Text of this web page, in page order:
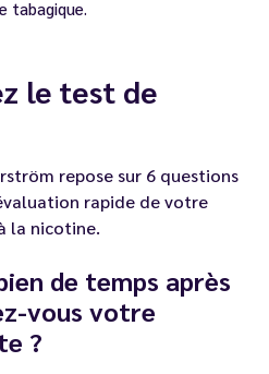
tabagique.
le test de
repose sur 6 questions
rapide de votre
la nicotine.
de temps après
vous votre
?